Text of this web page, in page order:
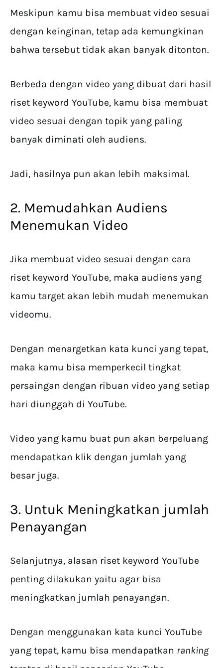
Meskipun kamu bisa membuat video sesuai
dengan keinginan, tetap ada kemungkinan
bahwa tersebut tidak akan banyak ditonton.
Berbeda dengan video yang dibuat dari hasil
riset keyword YouTube, kamu bisa membuat
video sesuai dengan topik yang paling
banyak diminati oleh audiens.
Jadi, hasilnya pun akan lebih maksimal.
2. Memudahkan Audiens
Menemukan Video
Jika membuat video sesuai dengan cara
riset keyword YouTube, maka audiens yang
kamu target akan lebih mudah menemukan
videomu.
Dengan menargetkan kata kunci yang tepat,
maka kamu bisa memperkecil tingkat
persaingan dengan ribuan video yang setiap
hari diunggah di YouTube.
Video yang kamu buat pun akan berpeluang
mendapatkan klik dengan jumlah yang
besar juga.
3. Untuk Meningkatkan jumlah
Penayangan
Selanjutnya, alasan riset keyword YouTube
penting dilakukan yaitu agar bisa
meningkatkan jumlah penayangan.
Dengan menggunakan kata kunci YouTube
yang tepat, kamu bisa mendapatkan ranking